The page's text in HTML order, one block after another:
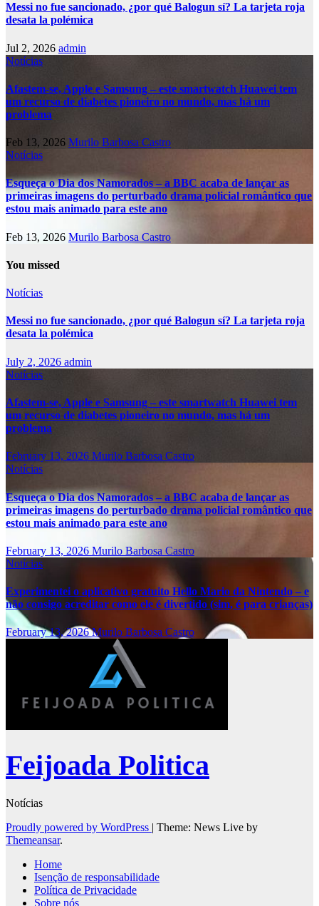
Messi no fue sancionado, ¿por qué Balogun sí? La tarjeta roja
desata la polémica
Jul 2, 2026 admin
Notícias
Afastem-se, Apple e Samsung – este smartwatch Huawei tem
um recurso de diabetes pioneiro no mundo, mas há um
problema
Feb 13, 2026 Murilo Barbosa Castro
Notícias
Esqueça o Dia dos Namorados – a BBC acaba de lançar as
primeiras imagens do perturbado drama policial romântico que
estou mais animado para este ano
Feb 13, 2026 Murilo Barbosa Castro
You missed
Notícias
Messi no fue sancionado, ¿por qué Balogun sí? La tarjeta roja
desata la polémica
July 2, 2026 admin
Notícias
Afastem-se, Apple e Samsung – este smartwatch Huawei tem
um recurso de diabetes pioneiro no mundo, mas há um
problema
February 13, 2026 Murilo Barbosa Castro
Notícias
Esqueça o Dia dos Namorados – a BBC acaba de lançar as
primeiras imagens do perturbado drama policial romântico que
estou mais animado para este ano
February 13, 2026 Murilo Barbosa Castro
Notícias
Experimentei o aplicativo gratuito Hello Mario da Nintendo – e
não consigo acreditar como ele é divertido (sim, é para crianças)
February 13, 2026Murilo Barbosa Castro
Feijoada Politica
Notícias
Proudly powered by WordPress | Theme: News Live by
Themeansar.
Home
Isenção de responsabilidade
Política de Privacidade
Sobre nós